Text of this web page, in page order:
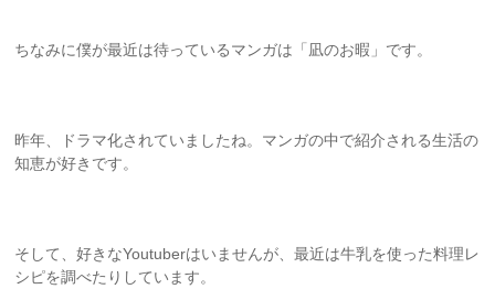
ちなみに僕が最近は待っているマンガは「凪のお暇」です。
昨年、ドラマ化されていましたね。マンガの中で紹介される生活の
知恵が好きです。
そして、好きなYoutuberはいませんが、最近は牛乳を使った料理レ
シピを調べたりしています。